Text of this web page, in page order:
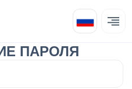
ПАРОЛЯ